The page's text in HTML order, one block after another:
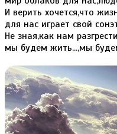
И верить хочется,что
для нас играет свой
Не зная,как нам
мы будем жить...,мы